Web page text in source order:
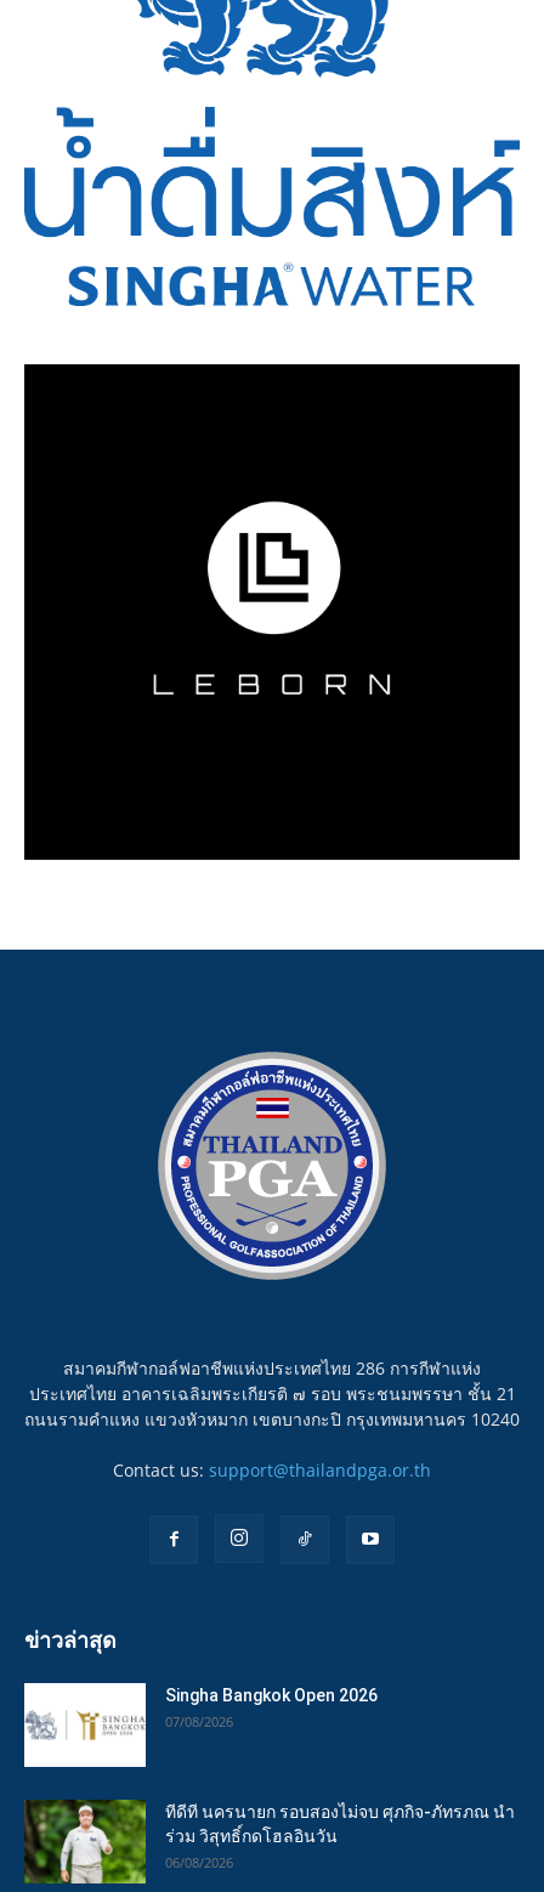
สมาคมกีฬากอล์ฟอาชีพแห่งประเทศไทย 286 การกีฬาแห่ง
ประเทศไทย อาคารเฉลิมพระเกียรติ ๗ รอบ พระชนมพรรษา ชั้น 21
ถนนรามคำแหง แขวงหัวหมาก เขตบางกะปิ กรุงเทพมหานคร 10240
Contact us: support@thailandpga.or.th
ข่าวล่าสุด
Singha Bangkok Open 2026
07/08/2026
ทีดีที นครนายก รอบสองไม่จบ ศุภกิจ-ภัทรภณ นำ
ร่วม วิสุทธิ์กดโฮลอินวัน
06/08/2026